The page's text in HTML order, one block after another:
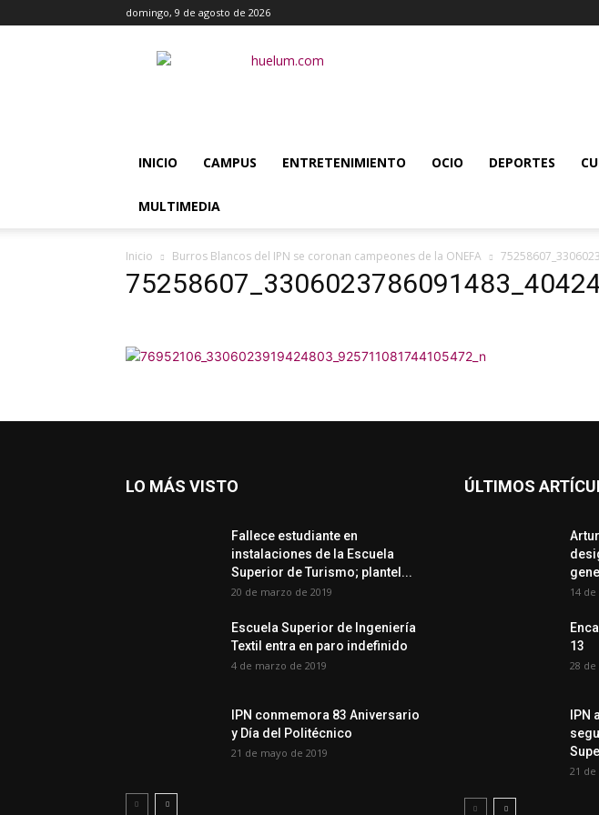
domingo, 9 de agosto de 2026
Huélum
INICIO CAMPUS ENTRETENIMIENTO OCIO DEPORTES
MULTIMEDIA
Inicio Burros Blancos del IPN se coronan campeones de la ONEFA
LO MÁS VISTO
Fallece estudiante en
instalaciones de la Escuela
Superior de Turismo; plantel...
20 de marzo de 2019
Escuela Superior de Ingeniería
Textil entra en paro indefinido
4 de marzo de 2019
IPN conmemora 83 Aniversario
y Día del Politécnico
21 de mayo de 2019
ÚLTIMOS
14
13
28
IPN
21